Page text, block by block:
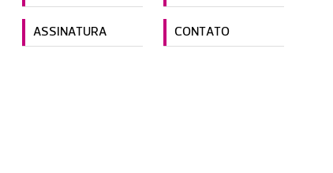
ASSINATURA CONTATO